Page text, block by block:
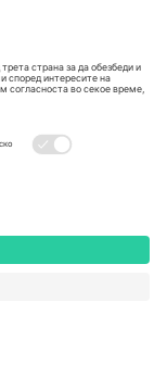
Switzerland
Silicon Oasis, DDP
Office 302, Dubai,
Emirates